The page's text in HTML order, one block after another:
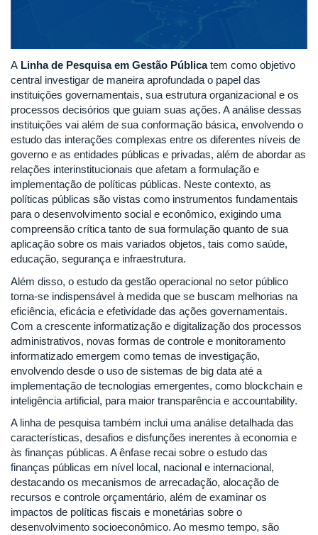
A Linha de Pesquisa em Gestão Públicatem como objetivo
central investigar de maneira aprofundada o papel das
instituições governamentais, sua estrutura organizacional e os
processos decisórios que guiam suas ações. A análise dessas
instituições vai além de sua conformação básica, envolvendo o
estudo das interações complexas entre os diferentes níveis de
governo e as entidades públicas e privadas, além de abordar as
relações interinstitucionais que afetam a formulação e
implementação de políticas públicas. Neste contexto, as
políticas públicas são vistas como instrumentos fundamentais
para o desenvolvimento social e econômico, exigindo uma
compreensão crítica tanto de sua formulação quanto de sua
aplicação sobre os mais variados objetos, tais como saúde,
educação, segurança e infraestrutura.
Além disso, o estudo da gestão operacional no setor público
torna-se indispensável à medida que se buscam melhorias na
eficiência, eficácia e efetividade das ações governamentais.
Com a crescente informatização e digitalização dos processos
administrativos, novas formas de controle e monitoramento
informatizado emergem como temas de investigação,
envolvendo desde o uso de sistemas de big data até a
implementação de tecnologias emergentes, como blockchain e
inteligência artificial, para maior transparência e accountability.
A linha de pesquisa também inclui uma análise detalhada das
características, desafios e disfunções inerentes à economia e
às finanças públicas. A ênfase recai sobre o estudo das
finanças públicas em nível local, nacional e internacional,
destacando os mecanismos de arrecadação, alocação de
recursos e controle orçamentário, além de examinar os
impactos de políticas fiscais e monetárias sobre o
desenvolvimento socioeconômico. Ao mesmo tempo, são